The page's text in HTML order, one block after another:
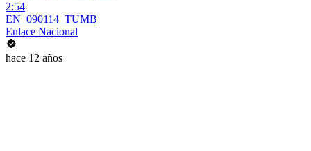
2:54
EN_090114_TUMB
Enlace Nacional
hace 12 años